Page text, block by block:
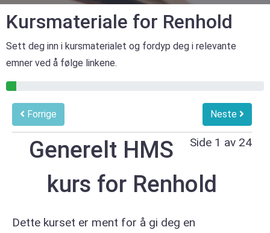
verneombud
Kursmateriale for Renhold
Sett deg inn i kursmaterialet og fordyp deg i relevante
emner ved å følge linkene.
4% gjennomført
Forrige Neste
Side 1 av 24
Generelt HMS
kurs for Renhold
Dette kurset er ment for å gi deg en